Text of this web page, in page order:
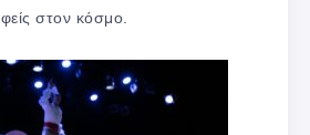
στον κόσμο.